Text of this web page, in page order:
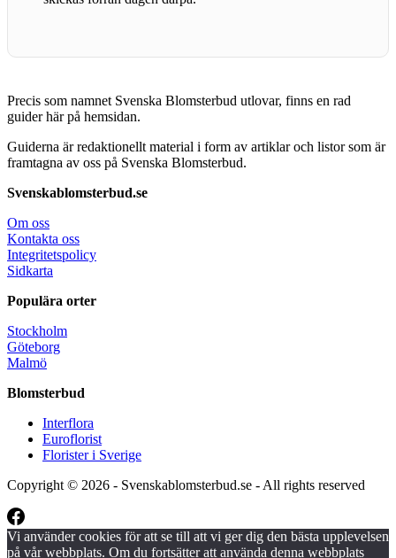
Precis som namnet Svenska Blomsterbud utlovar, finns en rad
guider här på hemsidan.
Guiderna är redaktionellt material i form av artiklar och listor som är
framtagna av oss på Svenska Blomsterbud.
Svenskablomsterbud.se
Om oss
Kontakta oss
Integritetspolicy
Sidkarta
Populära orter
Stockholm
Göteborg
Malmö
Blomsterbud
Interflora
Euroflorist
Florister i Sverige
Copyright © 2026 - Svenskablomsterbud.se - All rights reserved
Vi använder cookies för att se till att vi ger dig den bästa upplevelsen
på vår webbplats. Om du fortsätter att använda denna webbplats